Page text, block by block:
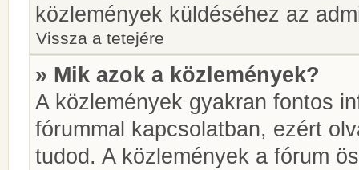
közlemények küldéséhez az
Vissza a tetejére
» Mik azok a közlemények?
A közlemények gyakran fontos
fórummal kapcsolatban, ezért
tudod. A közlemények a fórum